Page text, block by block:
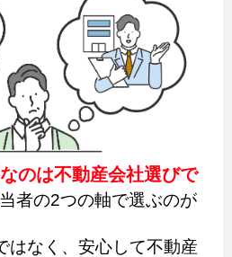
のは不動産会社選びで
者の2つの軸で選ぶのが
はなく、安心して不動産